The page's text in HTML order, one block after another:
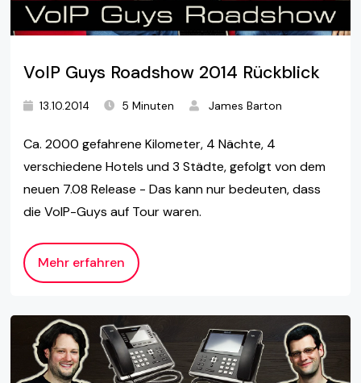
VoIP Guys Roadshow 2014 Rückblick
13.10.2014 5 Minuten James Barton
Ca. 2000 gefahrene Kilometer, 4 Nächte, 4
verschiedene Hotels und 3 Städte, gefolgt von dem
neuen 7.08 Release - Das kann nur bedeuten, dass
die VoIP-Guys auf Tour waren.
Mehr erfahren